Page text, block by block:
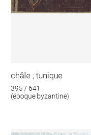
châle ; tunique
395 / 641
(époque byzantine)